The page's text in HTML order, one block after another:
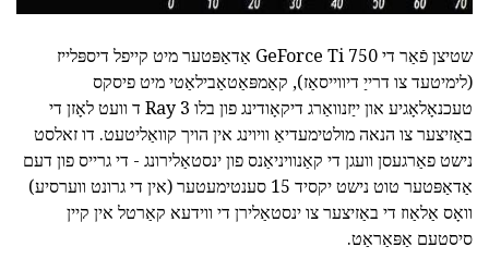
שטיצן פֿאַר די GeForce Ti 750 אַדאַפּטער מיט קייפל דיספּלייז
(לימיטעד צו דרייַ דיווייסאַז), קאַמפּאַטאַבילאַטי מיט פיסקס
טעכנאָלאָגיע און ייַזנוואַרג דיקאָודינג פון בלו Ray 3 ד וועט לאָזן די
באַזיצער צו הנאה מולטימעדיאַ וויוינג אין הויך קוואַליטעט. דו זאלסט
נישט פאַרגעסן וועגן די קאַנוויניאַנס פון ינסטאַלירונג - די גרייס פון דעם
אַדאַפּטער טוט נישט יקסיד 15 סענטימעטער (אין די גרונט ווערסיע)
וואָס אַלאַוז די באַזיצער צו ינסטאַלירן די ווידעא קאַרטל אין קיין
סיסטעם אַפּאַראַט.